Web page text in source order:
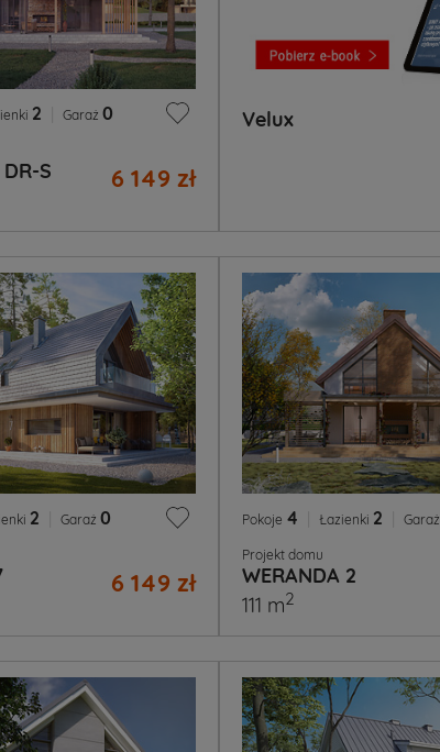
2 Garaż 0
S 6 149 zł
Velux
2 Garaż 0
6 149 zł
Pokoje 4 Łazienki 2 Garaż
Projekt domu
WERANDA 2
111 m2